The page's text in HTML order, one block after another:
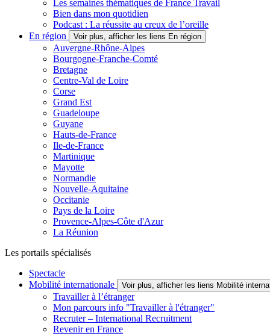
Les semaines thématiques de France Travail
Bien dans mon quotidien
Podcast : La réussite au creux de l’oreille
En région
Voir plus, afficher les liens En région
Auvergne-Rhône-Alpes
Bourgogne-Franche-Comté
Bretagne
Centre-Val de Loire
Corse
Grand Est
Guadeloupe
Guyane
Hauts-de-France
Ile-de-France
Martinique
Mayotte
Normandie
Nouvelle-Aquitaine
Occitanie
Pays de la Loire
Provence-Alpes-Côte d'Azur
La Réunion
Les portails spécialisés
Spectacle
Mobilité internationale
Voir plus, afficher les liens Mobilité
Travailler à l’étranger
Mon parcours info "Travailler à l'étranger"
Recruter – International Recruitment
Revenir en France